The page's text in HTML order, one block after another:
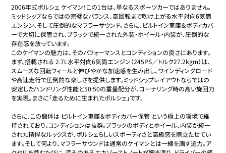
2006年式ポルシェ ケイマン！この1台は、単なるスポーツカーではありません。
ミッドシップならではの完璧なバランス、高回転まで吹け上がる水平対向6気筒
エンジン、そして圧倒的なマフラーサウンド。さらに、ビルトイン車庫＆ボディカバ
ーで大切に保管され、ブラックで統一された外装・ホイール・内装が、圧倒的な
存在感を放っています。
このケイマンの魅力は、そのパフォーマンスとコンディションの良さにあります。
まず、搭載される 2.7L水平対向6気筒エンジン（245PS／トルク27.2kgm）は、
スムーズな回転フィールと伸びやかな加速感を生み出し、ワインディングロード
や高速走行で圧倒的な楽しさを提供します。ミッドシップレイアウトならではの
安定したハンドリング性能と50:50の重量配分が、コーナリング時の高い旋回力
を実現。まさに「走るために生まれたポルシェ」です。
さらに、この個体は ビルトイン車庫＆ボディカバー保管 という極上の環境で維
持されており、コンディションは抜群。ブラックのボディとホイール、内装が統一
された精悍なルックスが、ポルシェらしいスポーティさと高級感を際立たせてい
ます。そして何より、マフラーサウンドは通常のケイマンとは一線を画す迫力。ア